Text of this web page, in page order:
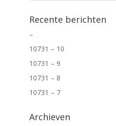
Recente berichten
–
10731 – 10
10731 – 9
10731 – 8
10731 – 7
Archieven